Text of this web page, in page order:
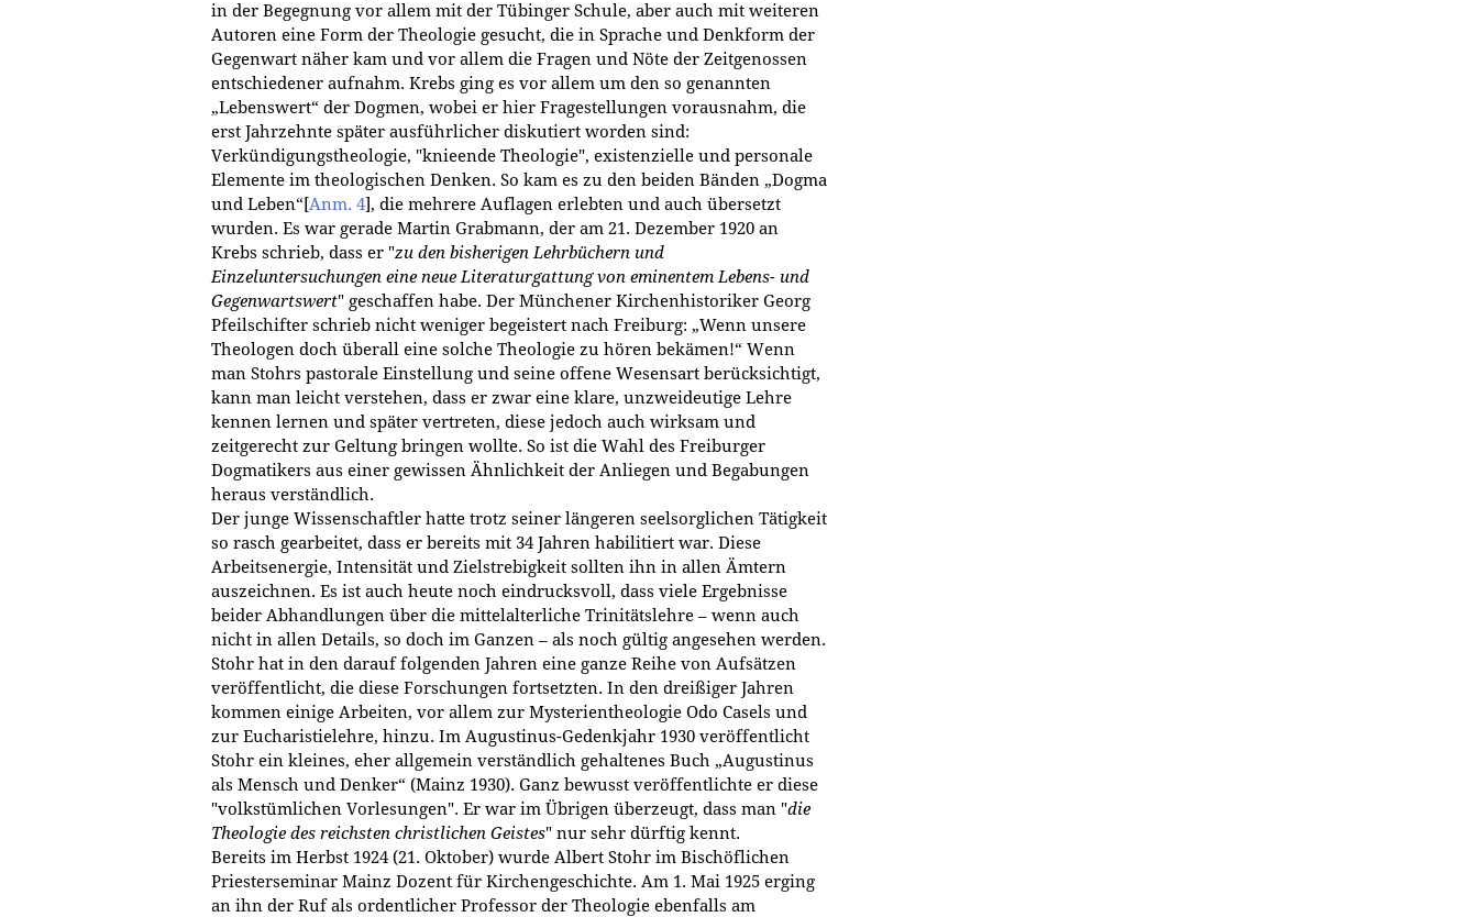
in der Begegnung vor allem mit der Tübinger Schule, aber auch mit weiteren
Autoren eine Form der Theologie gesucht, die in Sprache und Denkform der
Gegenwart näher kam und vor allem die Fragen und Nöte der Zeitgenossen
entschiedener aufnahm. Krebs ging es vor allem um den so genannten
„Lebenswert“ der Dogmen, wobei er hier Fragestellungen vo­rausnahm, die
erst Jahrzehnte später ausführlicher diskutiert worden sind:
Verkündigungstheologie, "knieende Theologie", existenzielle und personale
Elemente im theologischen Denken. So kam es zu den beiden Bänden „Dogma
und Leben“ Anm. 4] , die mehrere Auflagen erlebten und auch übersetzt
wurden. Es war gerade Martin Grabmann, der am 21. Dezember 1920 an
Krebs schrieb, dass er "zu den bisherigen Lehrbüchern und
Einzeluntersuchungen eine neue Literaturgattung von eminentem Lebens- und
Gegenwartswert" geschaffen habe. Der Münchener Kirchenhistoriker Georg
Pfeilschifter schrieb nicht weniger begeistert nach Freiburg: „Wenn unsere
Theologen doch überall eine solche Theologie zu hören bekämen!“ Wenn
man Stohrs pastorale Einstellung und seine offene Wesensart berücksichtigt,
kann man leicht verstehen, dass er zwar eine klare, unzweideutige Lehre
kennen lernen und später vertreten, diese jedoch auch wirksam und
zeitgerecht zur Geltung bringen wollte. So ist die Wahl des Freiburger
Dogmatikers aus einer gewissen Ähnlichkeit der Anliegen und Begabungen
heraus verständlich.
Der junge Wissenschaftler hatte trotz seiner längeren seelsorglichen Tätigkeit
so rasch gearbeitet, dass er bereits mit 34 Jahren habilitiert war. Diese
Arbeitsenergie, Intensität und Zielstrebigkeit sollten ihn in allen Ämtern
auszeichnen. Es ist auch heute noch eindrucksvoll, dass viele Ergebnisse
beider Abhandlungen über die mittelalterliche Trinitätslehre – wenn auch
nicht in allen Details, so doch im Ganzen – als noch gültig angesehen werden.
Stohr hat in den darauf folgenden Jahren eine ganze Reihe von Aufsätzen
veröffentlicht, die diese Forschungen fortsetzten. In den dreißiger Jahren
kommen einige Arbeiten, vor allem zur Mysterientheologie Odo Casels und
zur Eucharistielehre, hinzu. Im Augustinus-Gedenkjahr 1930 veröffentlicht
Stohr ein kleines, eher allgemein verständlich gehaltenes Buch „Augustinus
als Mensch und Denker“ (Mainz 1930). Ganz bewusst veröffentlichte er diese
"volkstümlichen Vorlesungen". Er war im Übrigen überzeugt, dass man "die
Theologie des reichsten christlichen Geistes" nur sehr dürftig kennt.
Bereits im Herbst 1924 (21. Oktober) wurde Albert Stohr im Bischöflichen
Priesterseminar Mainz Dozent für Kirchengeschichte. Am 1. Mai 1925 erging
an ihn der Ruf als ordentlicher Professor der Theologie ebenfalls am